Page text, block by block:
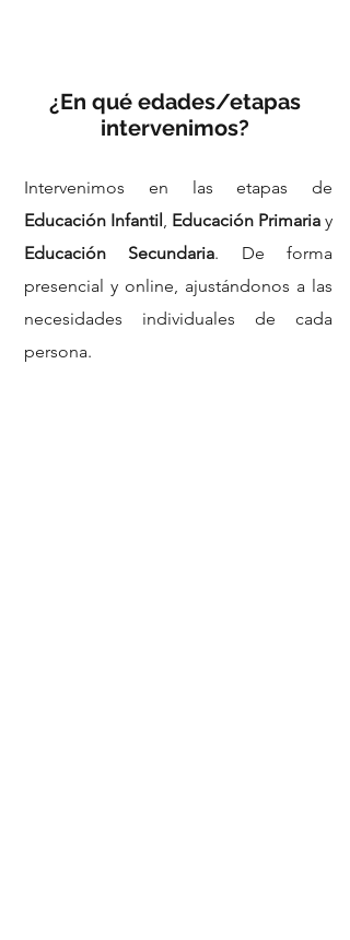
¿En qué edades/etapas
intervenimos?
Intervenimos en las etapas de
Educación Infantil, Educación Primaria y
Educación Secundaria. De forma
presencial y online, ajustándonos a las
necesidades individuales de cada
persona.